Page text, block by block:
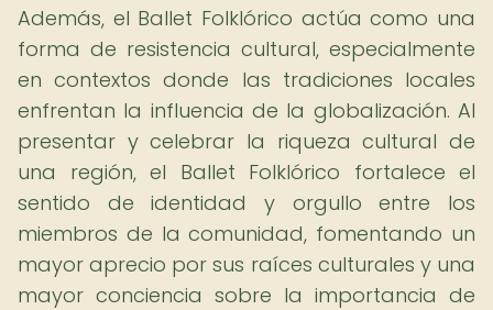
Además, el Ballet Folklórico actúa como una
forma de resistencia cultural, especialmente
en contextos donde las tradiciones locales
enfrentan la influencia de la globalización. Al
presentar y celebrar la riqueza cultural de
una región, el Ballet Folklórico fortalece el
sentido de identidad y orgullo entre los
miembros de la comunidad, fomentando un
mayor aprecio por sus raíces culturales y una
mayor conciencia sobre la importancia de